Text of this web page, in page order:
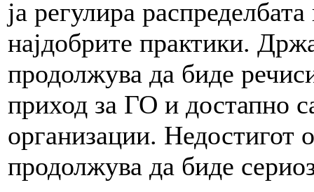
ја регулира
најдобрите практики.
продолжува да биде
приход за ГО и достапно
организации. Недостигот
продолжува да биде